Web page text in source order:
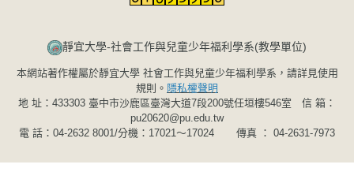
靜宜大學-社會工作與兒童少年福利學系(教學單位)​​​​​
本網站著作權屬於靜宜大學 社會工作與兒童少年福利學系，請詳見使用
規則。 隱私權聲明
地 址：433303 臺中市沙鹿區臺灣大道7段200號任垣樓546室 信 箱：
pu20620@pu.edu.tw
電 話：04-2632 8001/分機：17021～17024 傳真 ： 04-2631-7973